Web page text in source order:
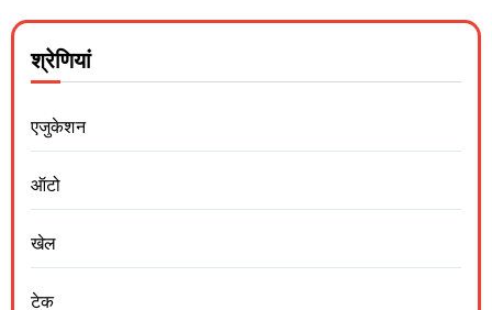
श्रेणियां
एजुकेशन
ऑटो
खेल
टेक